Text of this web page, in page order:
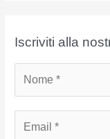
iIscriviti alla